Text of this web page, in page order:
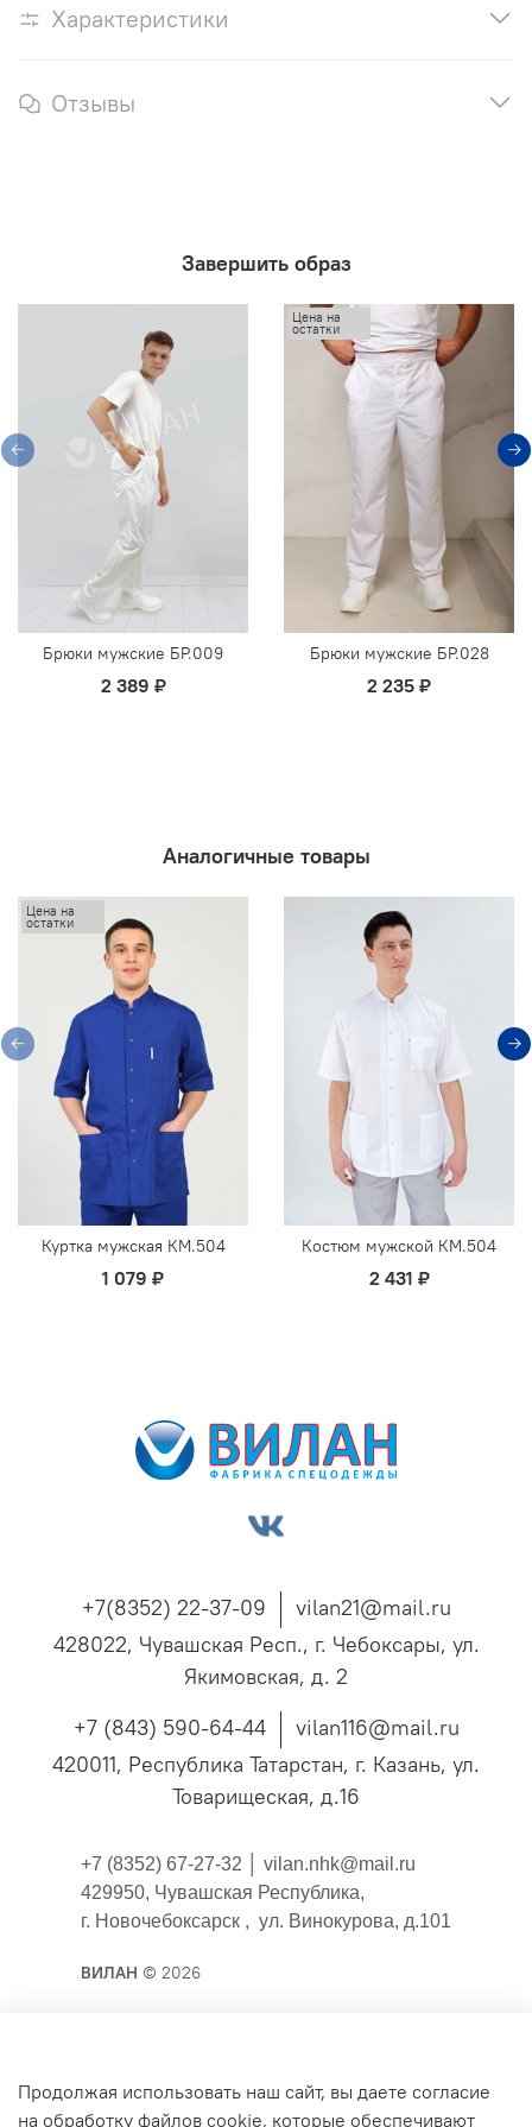
Характеристики
Отзывы
Завершить образ
Брюки мужские БР.009
2 389 ₽
Цена на
остатки
Брюки мужские БР.028
2 235 ₽
Аналогичные товары
Цена на
остатки
Куртка мужская КМ.504
1 079 ₽
Костюм мужской КМ.504
2 431 ₽
+7(8352) 22-37-09
vilan21@mail.ru
428022, Чувашская Респ., г. Чебоксары, ул.
Якимовская, д. 2
+7 (843) 590-64-44
vilan116@mail.ru
420011, Республика Татарстан, г. Казань, ул.
Товарищеская, д.16
+7 (8352) 67-27-32 │ vilan.nhk@mail.ru
429950, Чувашская Республика,
г. Новочебоксарск , ул. Винокурова, д.101
ВИЛАН © 2026
Публичная оферта
Продолжая использовать наш сайт, вы даете согласие
на обработку файлов cookie, которые обеспечивают